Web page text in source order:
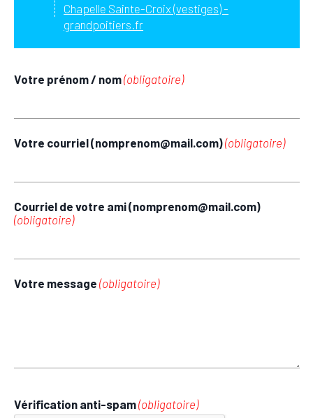
Chapelle Sainte-Croix (vestiges) -
grandpoitiers.fr
Votre prénom / nom(obligatoire)
Votre courriel (nomprenom@mail.com)(obligatoire)
Courriel de votre ami (nomprenom@mail.com)
(obligatoire)
Votre message (obligatoire)
Vérification anti-spam(obligatoire)